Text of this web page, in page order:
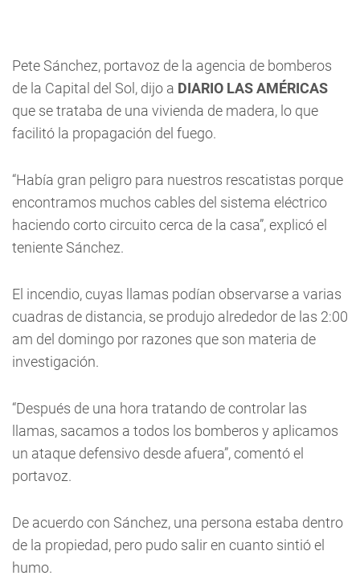
Pete Sánchez, portavoz de la agencia de bomberos
de la Capital del Sol, dijo a DIARIO LAS AMÉRICAS
que se trataba de una vivienda de madera, lo que
facilitó la propagación del fuego.
“Había gran peligro para nuestros rescatistas porque
encontramos muchos cables del sistema eléctrico
haciendo corto circuito cerca de la casa”, explicó el
teniente Sánchez.
El incendio, cuyas llamas podían observarse a varias
cuadras de distancia, se produjo alrededor de las 2:00
am del domingo por razones que son materia de
investigación.
“Después de una hora tratando de controlar las
llamas, sacamos a todos los bomberos y aplicamos
un ataque defensivo desde afuera”, comentó el
portavoz.
De acuerdo con Sánchez, una persona estaba dentro
de la propiedad, pero pudo salir en cuanto sintió el
humo.